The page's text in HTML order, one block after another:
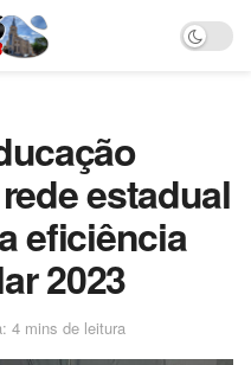
estadual
eficiência
2023
4 mins de leitura